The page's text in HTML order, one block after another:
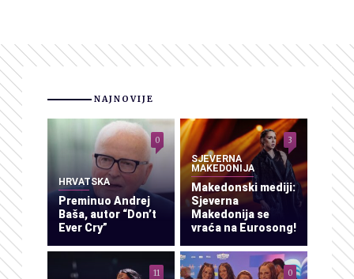
NAJNOVIJE
HRVATSKA
Preminuo Andrej
Baša, autor “Don’t
Ever Cry”
0
SJEVERNA
MAKEDONIJA
Makedonski mediji:
Sjeverna
Makedonija se
vraća na Eurosong!
3
11 0